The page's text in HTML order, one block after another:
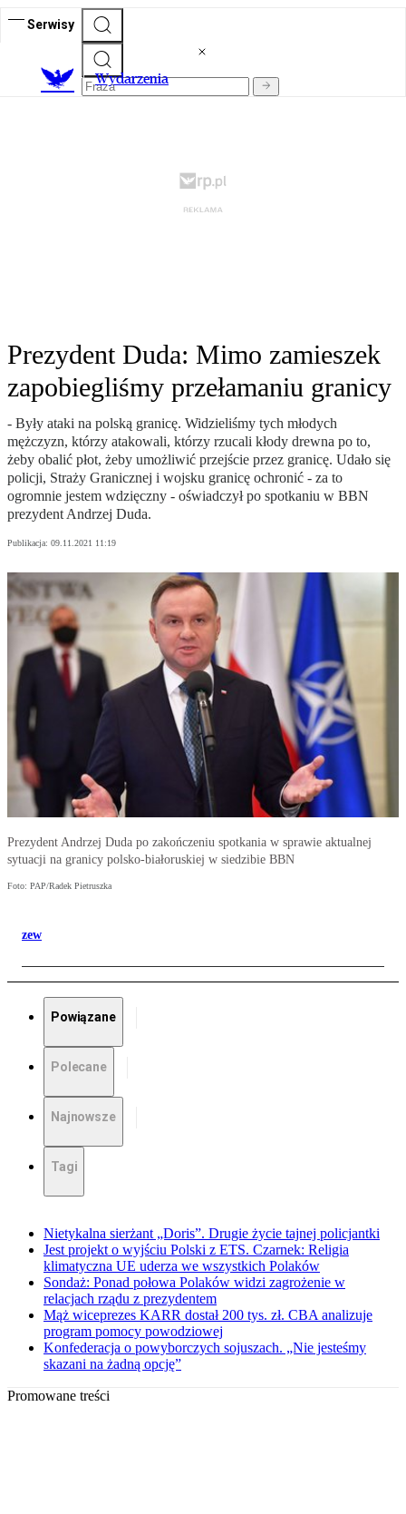
Serwisy
Wydarzenia
Prezydent Duda: Mimo zamieszek
zapobiegliśmy przełamaniu granicy
- Były ataki na polską granicę. Widzieliśmy tych młodych
mężczyzn, którzy atakowali, którzy rzucali kłody drewna po to,
żeby obalić płot, żeby umożliwić przejście przez granicę. Udało się
policji, Straży Granicznej i wojsku granicę ochronić - za to
ogromnie jestem wdzięczny - oświadczył po spotkaniu w BBN
prezydent Andrzej Duda.
Publikacja: 09.11.2021 11:19
Prezydent Andrzej Duda po zakończeniu spotkania w sprawie aktualnej
sytuacji na granicy polsko-białoruskiej w siedzibie BBN
Foto: PAP/Radek Pietruszka
zew
Powiązane
Polecane
Najnowsze
Tagi
Nietykalna sierżant „Doris”. Drugie życie tajnej policjantki
Jest projekt o wyjściu Polski z ETS. Czarnek: Religia
klimatyczna UE uderza we wszystkich Polaków
Sondaż: Ponad połowa Polaków widzi zagrożenie w
relacjach rządu z prezydentem
Mąż wiceprezes KARR dostał 200 tys. zł. CBA analizuje
program pomocy powodziowej
Konfederacja o powyborczych sojuszach. „Nie jesteśmy
skazani na żadną opcję”
Promowane treści